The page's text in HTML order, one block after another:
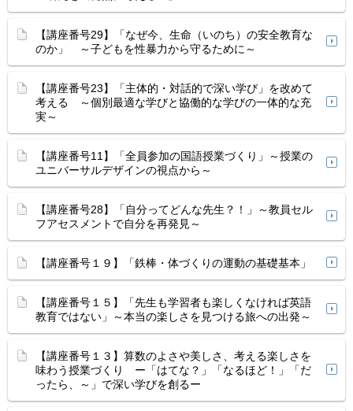
【講座番号29】「なぜ今、生命（いのち）の安全教育な
のか」 ～子どもを性暴力から守るために～
【講座番号23】「主体的・対話的で深い学び」を改めて
考える ～個別最適な学びと協働的な学びの一体的な充
実～
【講座番号11】「全員参加の国語授業づくり」～授業の
ユニバーサルデザインの視点から～
【講座番号28】「自分ってどんな先生？！」～教員セル
フアセスメントで自分を再発見～
【講座番号１９】「鉄棒・体づくりの運動の基礎基本」
【講座番号１５】「先生も学習者も楽しくなければ英語
教育ではない」～本当の楽しさを見つける旅への出発～
【講座番号１３】算数のよさや美しさ、考える楽しさを
味わう授業づくり ー「はてな？」「なるほど！」「だ
ったら、～」で深い学びを創るー